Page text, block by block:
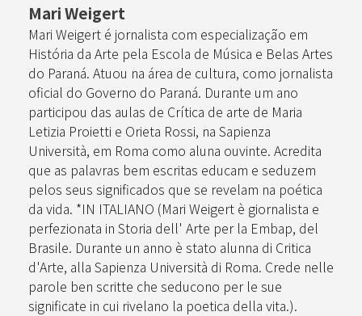
Mari Weigert
Mari Weigert é jornalista com especialização em
História da Arte pela Escola de Música e Belas Artes
do Paraná. Atuou na área de cultura, como jornalista
oficial do Governo do Paraná. Durante um ano
participou das aulas de Crítica de arte de Maria
Letizia Proietti e Orieta Rossi, na Sapienza
Università, em Roma como aluna ouvinte. Acredita
que as palavras bem escritas educam e seduzem
pelos seus significados que se revelam na poética
da vida. *IN ITALIANO (Mari Weigert è giornalista e
perfezionata in Storia dell' Arte per la Embap, del
Brasile. Durante un anno è stato alunna di Critica
d'Arte, alla Sapienza Università di Roma. Crede nelle
parole ben scritte che seducono per le sue
significate in cui rivelano la poetica della vita.).